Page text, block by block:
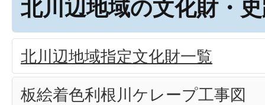
北川辺地域の文化財・
北川辺地域指定文化財一覧
板絵着色利根川ケレープ工事図